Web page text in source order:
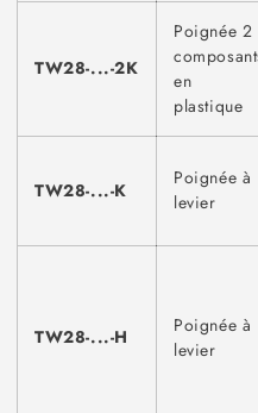
TW28-...-2K
Poignée 2
en
plastique
TW28-...-K
Poignée à
levier
TW28-...-H
Poignée à
levier